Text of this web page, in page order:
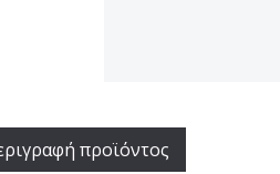
προϊόντος